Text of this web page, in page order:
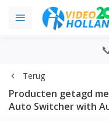
Terug
Producten getagd met
Auto Switcher with